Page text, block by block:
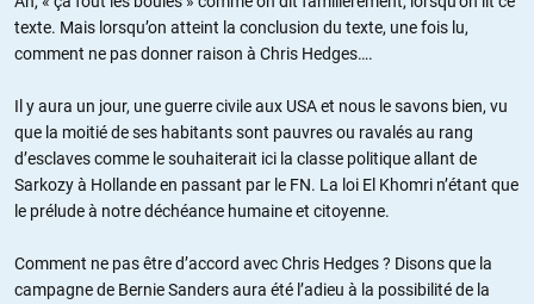
texte. Mais lorsqu’on atteint la conclusion du texte, une fois lu,
comment ne pas donner raison à Chris Hedges….
Il y aura un jour, une guerre civile aux USA et nous le savons bien, vu
que la moitié de ses habitants sont pauvres ou ravalés au rang
d’esclaves comme le souhaiterait ici la classe politique allant de
Sarkozy à Hollande en passant par le FN. La loi El Khomri n’étant que
le prélude à notre déchéance humaine et citoyenne.
Comment ne pas être d’accord avec Chris Hedges ? Disons que la
campagne de Bernie Sanders aura été l’adieu à la possibilité de la